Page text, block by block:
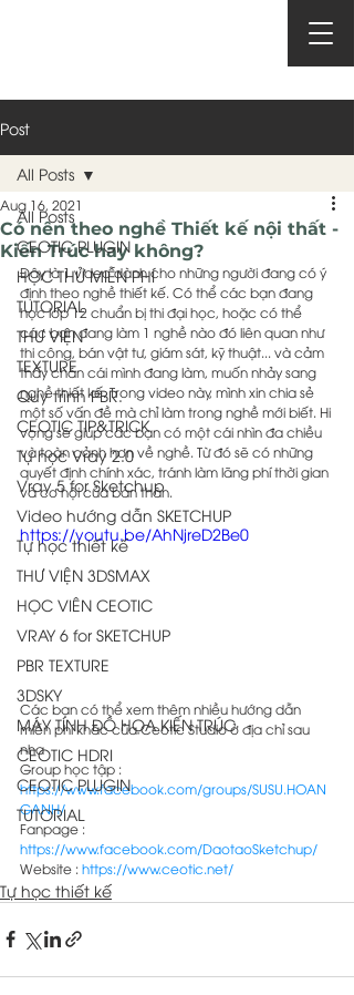
Post
All Posts
CEOTIC PLUGIN
HỌC THỬ MIỄN PHÍ
TUTORIAL
THƯ VIỆN
TEXTURE
Quy trình PBR.
CEOTIC TIP&TRICK
Tự học Vray 2.0
Vray 5 for Sketchup
Video hướng dẫn SKETCHUP
Tự học thiết kế
THƯ VIỆN 3DSMAX
HỌC VIÊN CEOTIC
VRAY 6 for SKETCHUP
PBR TEXTURE
3DSKY
MÁY TÍNH ĐỒ HỌA KIẾN TRÚC
CEOTIC HDRI
CEOTIC PLUGIN
TUTORIAL
All Posts
Có nên theo nghề Thiết kế nội thất -
Kiến Trúc hay không?
Aug 16, 2021
Đây là 1 video dành cho những người đang có ý
định theo nghề thiết kế. Có thể các bạn đang
học lớp 12 chuẩn bị thi đại học, hoặc có thể
các bạn đang làm 1 nghề nào đó liên quan như
thi công, bán vật tư, giám sát, kỹ thuật... và cảm
thấy chán cái mình đang làm, muốn nhảy sang
nghề thiết kế. Trong video này, mình xin chia sẻ
một số vấn đề mà chỉ làm trong nghề mới biết. Hi
vọng sẽ giúp các bạn có một cái nhìn đa chiều
và toàn cảnh hơn về nghề. Từ đó sẽ có những
quyết định chính xác, tránh làm lãng phí thời gian
và cơ hội của bản thân.
https://youtu.be/AhNjreD2Be0
Các bạn có thể xem thêm nhiều hướng dẫn
miễn phí khác của Ceotic Studio ở địa chỉ sau
nha
Group học tập :
https://www.facebook.com/groups/SUSU.HOAN
GANH/
Fanpage :
https://www.facebook.com/DaotaoSketchup/
Website : https://www.ceotic.net/
Tự học thiết kế